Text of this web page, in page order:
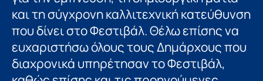
και τη σύγχρονη καλλιτεχνική κατεύθυνση
που δίνει στο Φεστιβάλ. Θέλω επίσης να
ευχαριστήσω όλους τους Δημάρχους που
διαχρονικά υπηρέτησαν το Φεστιβάλ,